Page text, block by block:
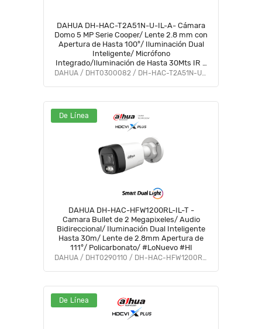
DAHUA DH-HAC-T2A51N-U-IL-A- Cámara
Domo 5 MP Serie Cooper/ Lente 2.8 mm con
Apertura de Hasta 100°/ Iluminación Dual
Inteligente/ Micrófono
Integrado/Iluminación de Hasta 30Mts IR +
20Mts Luz Calida/Metal/IP67/Para
DAHUA / DHT0300082 / DH-HAC-T2A51N-U-IL-A
De Línea
DAHUA DH-HAC-HFW1200RL-IL-T -
Camara Bullet de 2 Megapixeles/ Audio
Bidireccional/ Iluminación Dual Inteligente
Hasta 30m/ Lente de 2.8mm Apertura de
111°/ Policarbonato/ #LoNuevo #HI
DAHUA / DHT0290110 / DH-HAC-HFW1200RLN-IL-T
De Línea